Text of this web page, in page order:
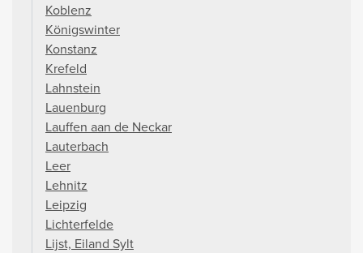
Koblenz
Königswinter
Konstanz
Krefeld
Lahnstein
Lauenburg
Lauffen aan de Neckar
Lauterbach
Leer
Lehnitz
Leipzig
Lichterfelde
Lijst, Eiland Sylt